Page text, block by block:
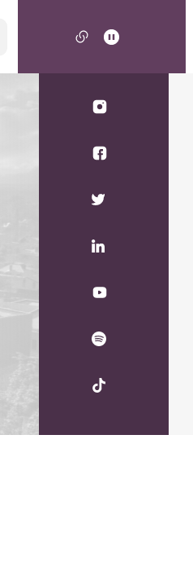
Profil
Profil
Profil
Profil
Linkedin
UKSW
UKSW
UKSW